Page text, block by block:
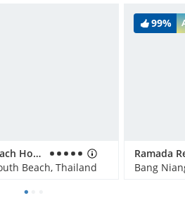
Kantary Beach Hotel Villas & Suites
Beach, Thailand
99%
Bang